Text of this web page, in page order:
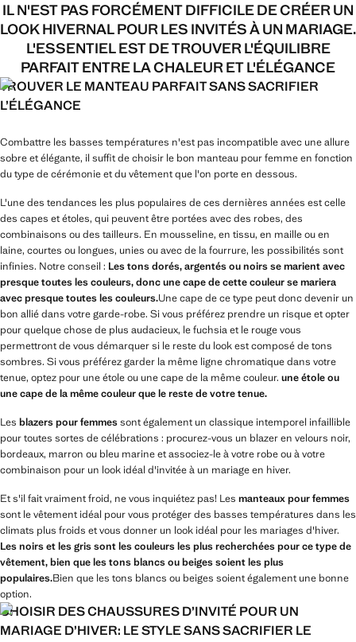
IL N'EST PAS FORCÉMENT DIFFICILE DE CRÉER UN
LOOK HIVERNAL POUR LES INVITÉS À UN MARIAGE.
L'ESSENTIEL EST DE TROUVER L'ÉQUILIBRE
PARFAIT ENTRE LA CHALEUR ET L'ÉLÉGANCE
TROUVER LE MANTEAU PARFAIT SANS SACRIFIER
L’ÉLÉGANCE
Combattre les basses températures n'est pas incompatible avec une allure
sobre et élégante, il suffit de choisir le bon manteau pour femme en fonction
du type de cérémonie et du vêtement que l'on porte en dessous.
L'une des tendances les plus populaires de ces dernières années est celle
des capes et étoles, qui peuvent être portées avec des robes, des
combinaisons ou des tailleurs. En mousseline, en tissu, en maille ou en
laine, courtes ou longues, unies ou avec de la fourrure, les possibilités sont
infinies. Notre conseil : Les tons dorés, argentés ou noirs se marient avec
presque toutes les couleurs, donc une cape de cette couleur se mariera
avec presque toutes les couleurs.Une cape de ce type peut donc devenir un
bon allié dans votre garde-robe. Si vous préférez prendre un risque et opter
pour quelque chose de plus audacieux, le fuchsia et le rouge vous
permettront de vous démarquer si le reste du look est composé de tons
sombres. Si vous préférez garder la même ligne chromatique dans votre
tenue, optez pour une étole ou une cape de la même couleur. une étole ou
une cape de la même couleur que le reste de votre tenue.
Les blazers pour femmessont également un classique intemporel infaillible
pour toutes sortes de célébrations : procurez-vous un blazer en velours noir,
bordeaux, marron ou bleu marine et associez-le à votre robe ou à votre
combinaison pour un look idéal d'invitée à un mariage en hiver.
Et s'il fait vraiment froid, ne vous inquiétez pas! Les manteaux pour femmes
sont le vêtement idéal pour vous protéger des basses températures dans les
climats plus froids et vous donner un look idéal pour les mariages d'hiver.
Les noirs et les gris sont les couleurs les plus recherchées pour ce type de
vêtement, bien que les tons blancs ou beiges soient les plus
populaires.Bien que les tons blancs ou beiges soient également une bonne
option.
CHOISIR DES CHAUSSURES D’INVITÉ POUR UN
MARIAGE D’HIVER: LE STYLE SANS SACRIFIER LE